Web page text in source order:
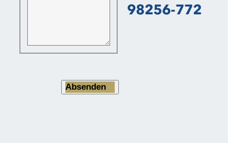
Absenden
98256-772